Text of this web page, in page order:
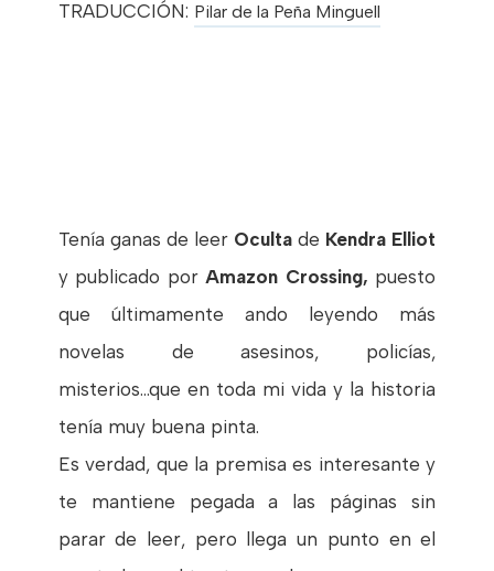
TRADUCCIÓN: Pilar de la Peña Minguell
Tenía ganas de leer Oculta de Kendra Elliot
y publicado por Amazon Crossing, puesto
que últimamente ando leyendo más
novelas de asesinos, policías,
misterios...que en toda mi vida y la historia
tenía muy buena pinta.
Es verdad, que la premisa es interesante y
te mantiene pegada a las páginas sin
parar de leer, pero llega un punto en el